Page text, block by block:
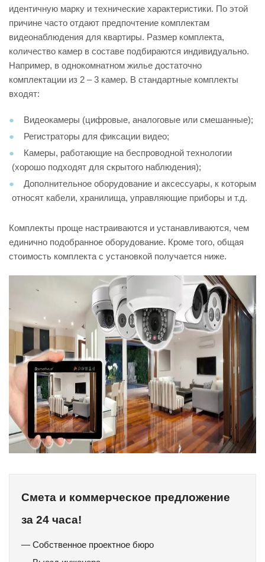
идентичную марку и технические характеристики. По этой
причине часто отдают предпочтение комплектам
видеонаблюдения для квартиры. Размер комплекта,
количество камер в составе подбираются индивидуально.
Например, в однокомнатном жилье достаточно
комплектации из 2 – 3 камер. В стандартные комплекты
входят:
Видеокамеры (цифровые, аналоговые или смешанные);
Регистраторы для фиксации видео;
Камеры, работающие на беспроводной технологии
(хорошо подходят для скрытого наблюдения);
Дополнительное оборудование и аксессуары, к которым
относят кабели, хранилища, управляющие приборы и т.д.
Комплекты проще настраиваются и устанавливаются, чем
единично подобранное оборудование. Кроме того, общая
стоимость комплекта с установкой получается ниже.
Смета и коммерческое предложение
за 24 часа!
— Собственное проектное бюро